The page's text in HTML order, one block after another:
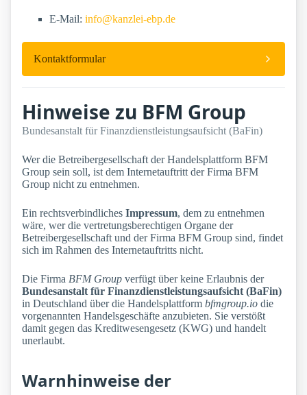
E-Mail: info@kanzlei-ebp.de
Kontaktformular
Hinweise zu BFM Group
Bundesanstalt für Finanzdienstleistungsaufsicht (BaFin)
Wer die Betreibergesellschaft der Handelsplattform BFM
Group sein soll, ist dem Internetauftritt der Firma BFM
Group nicht zu entnehmen.
Ein rechtsverbindliches Impressum, dem zu entnehmen
wäre, wer die vertretungsberechtigen Organe der
Betreibergesellschaft und der Firma BFM Group sind, findet
sich im Rahmen des Internetauftritts nicht.
Die Firma BFM Group verfügt über keine Erlaubnis der
Bundesanstalt für Finanzdienstleistungsaufsicht (BaFin)
in Deutschland über die Handelsplattform bfmgroup.io die
vorgenannten Handelsgeschäfte anzubieten. Sie verstößt
damit gegen das Kreditwesengesetz (KWG) und handelt
unerlaubt.
Warnhinweise der